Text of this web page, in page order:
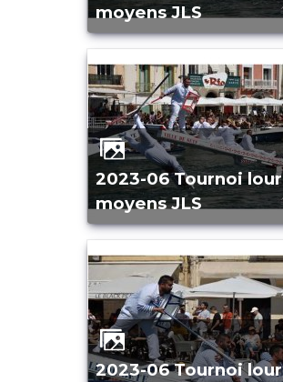
moyens JLS
2023-06 Tournoi lourds
moyens JLS
2023-06 Tournoi lourds